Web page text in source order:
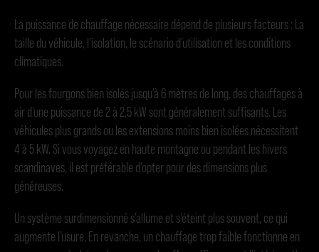
La puissance de chauffage nécessaire dépend de plusieurs facteurs : La
taille du véhicule, l’isolation, le scénario d’utilisation et les conditions
climatiques.
Pour les fourgons bien isolés jusqu’à 6 mètres de long, des chauffages à
air d’une puissance de 2 à 2,5 kW sont généralement suffisants. Les
véhicules plus grands ou les extensions moins bien isolées nécessitent
4 à 5 kW. Si vous voyagez en haute montagne ou pendant les hivers
scandinaves, il est préférable d’opter pour des dimensions plus
généreuses.
Un système surdimensionné s’allume et s’éteint plus souvent, ce qui
augmente l’usure. En revanche, un chauffage trop faible fonctionne en